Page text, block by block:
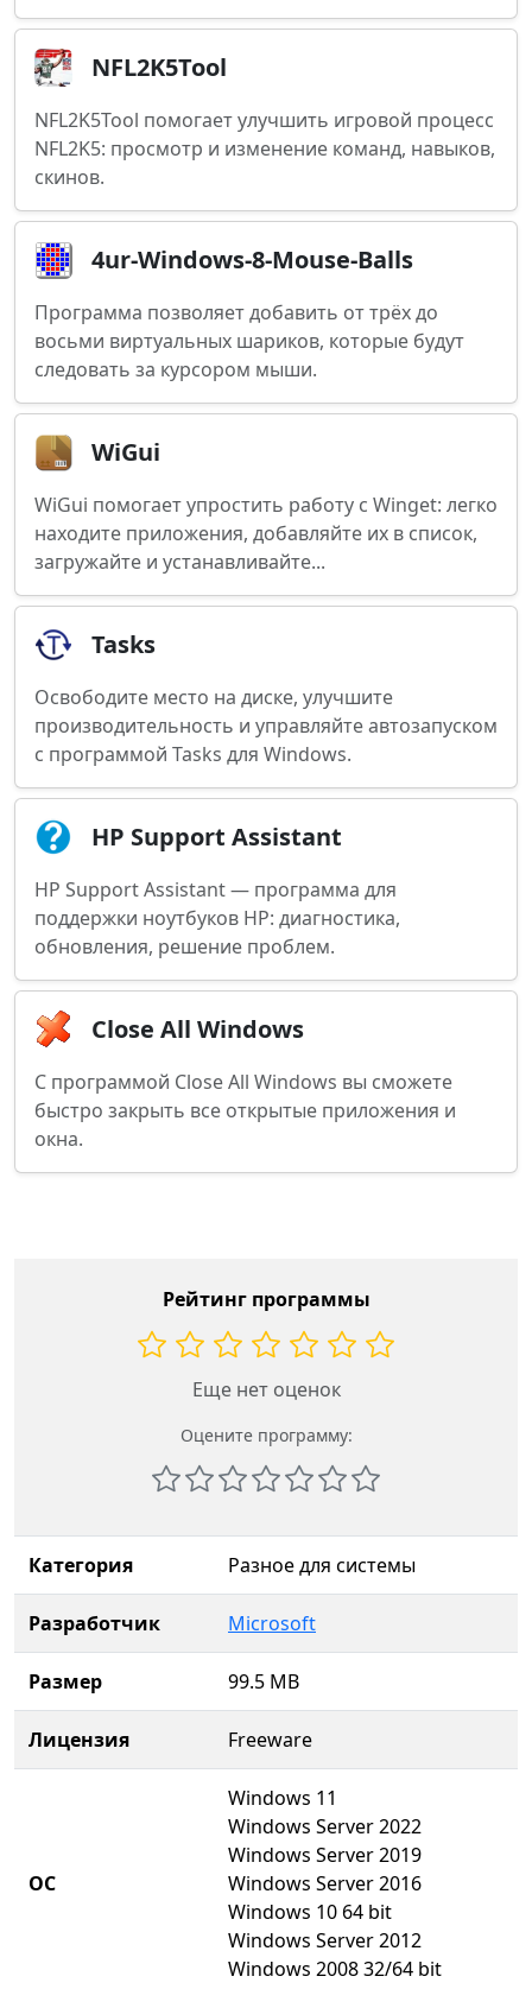
NFL2K5Tool
NFL2K5Tool помогает улучшить игровой процесс
NFL2K5: просмотр и изменение команд, навыков,
скинов.
4ur-Windows-8-Mouse-Balls
Программа позволяет добавить от трёх до
восьми виртуальных шариков, которые будут
следовать за курсором мыши.
WiGui
WiGui помогает упростить работу с Winget: легко
находите приложения, добавляйте их в список,
загружайте и устанавливайте...
Tasks
Освободите место на диске, улучшите
производительность и управляйте автозапуском
с программой Tasks для Windows.
HP Support Assistant
HP Support Assistant — программа для
поддержки ноутбуков HP: диагностика,
обновления, решение проблем.
Close All Windows
С программой Close All Windows вы сможете
быстро закрыть все открытые приложения и
окна.
Рейтинг программы
Еще нет оценок
Оцените программу:
Категория Разное для системы
Разработчик Microsoft
Размер 99.5 MB
Лицензия Freeware
ОС
Windows 11
Windows Server 2022
Windows Server 2019
Windows Server 2016
Windows 10 64 bit
Windows Server 2012
Windows 2008 32/64 bit